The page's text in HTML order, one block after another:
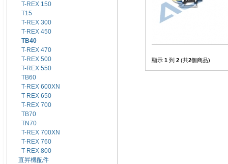
T-REX 150
T15
T-REX 300
T-REX 450
TB40
T-REX 470
T-REX 500
T-REX 550
TB60
T-REX 600XN
T-REX 650
T-REX 700
TB70
TN70
T-REX 700XN
T-REX 760
T-REX 800
直昇機配件
顯示 1 到 2 (共2個商品)